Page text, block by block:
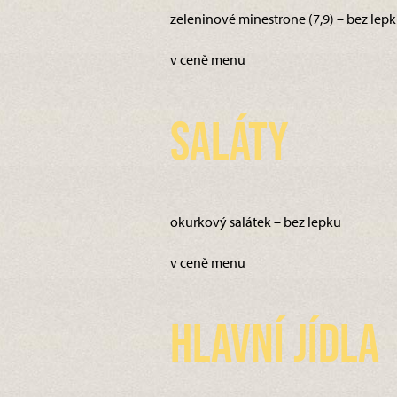
zeleninové minestrone (7,9) – bez
v ceně menu
Saláty
okurkový salátek – bez lepku
v ceně menu
Hlavní jídla